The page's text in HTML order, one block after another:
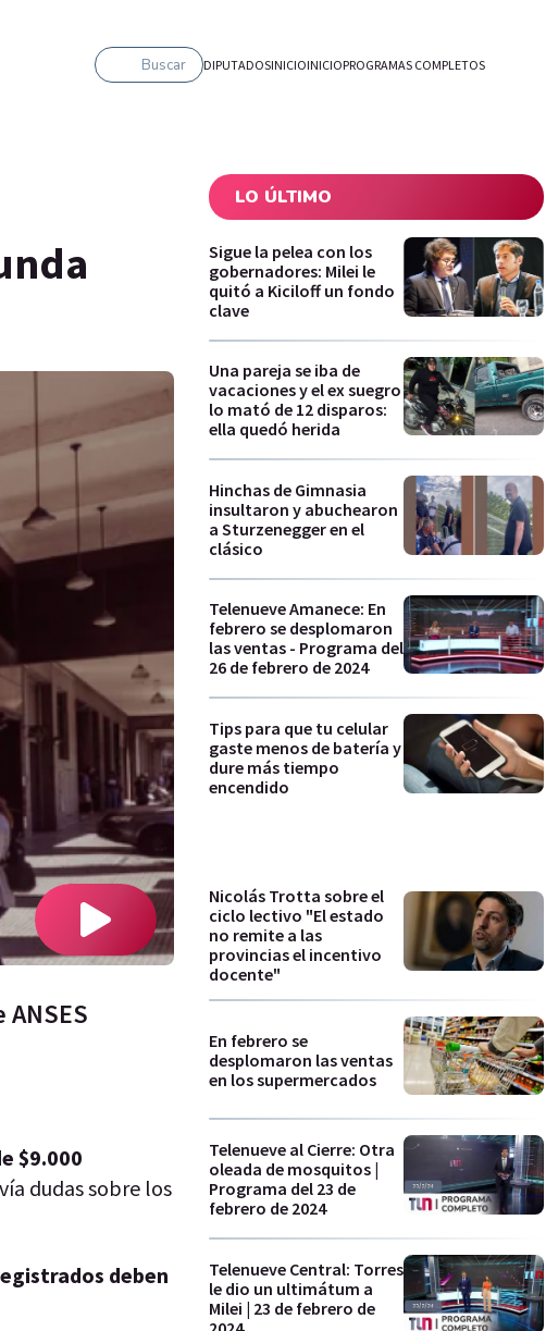
Buscar DIPUTADOSINICIOINICIOPROGRAMAS COMPLETOS
$9.000
dudas sobre los
deben
LO ÚLTIMO
Sigue la pelea con los
gobernadores: Milei le
quitó a Kiciloff un fondo
clave
Una pareja se iba de
vacaciones y el ex suegro
lo mató de 12 disparos:
ella quedó herida
Hinchas de Gimnasia
insultaron y abuchearon
a Sturzenegger en el
clásico
Telenueve Amanece: En
febrero se desplomaron
las ventas - Programa del
26 de febrero de 2024
Tips para que tu celular
gaste menos de batería y
dure más tiempo
encendido
Nicolás Trotta sobre el
ciclo lectivo "El estado
no remite a las
provincias el incentivo
docente"
En febrero se
desplomaron las ventas
en los supermercados
Telenueve al Cierre: Otra
oleada de mosquitos |
Programa del 23 de
febrero de 2024
Telenueve Central: Torres
le dio un ultimátum a
Milei | 23 de febrero de